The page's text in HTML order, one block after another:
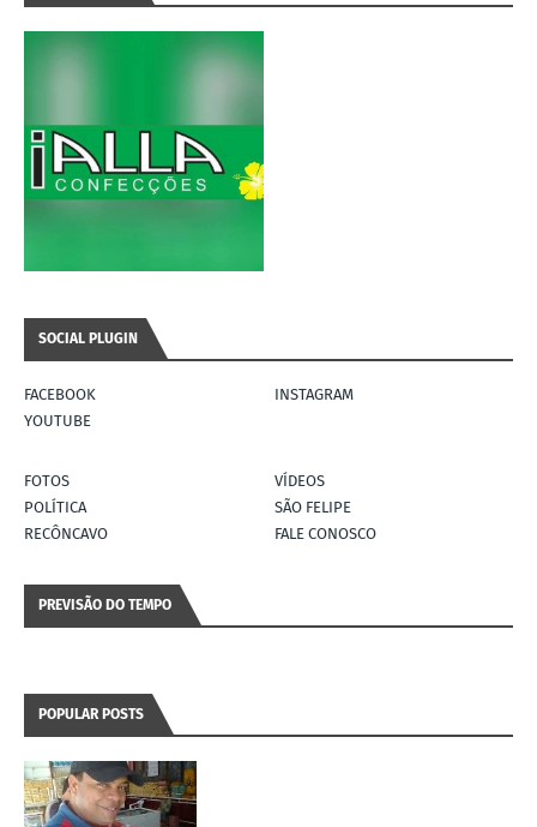
SOCIAL PLUGIN
FACEBOOK
INSTAGRAM
YOUTUBE
FOTOS
VÍDEOS
POLÍTICA
SÃO FELIPE
RECÔNCAVO
FALE CONOSCO
PREVISÃO DO TEMPO
POPULAR POSTS